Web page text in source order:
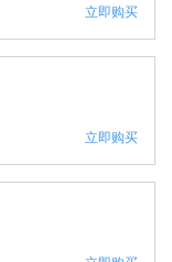
立即购买
立即购买